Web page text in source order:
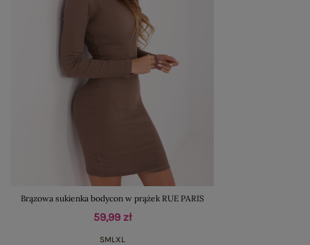
Brązowa sukienka bodycon w prążek RUE PARIS
59,99 zł
SMLXL